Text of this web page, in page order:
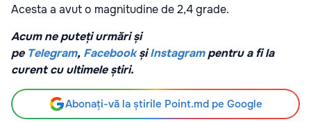
Acesta a avut o magnitudine de 2,4 grade.
Acum ne puteți urmări și
pe Telegram, Facebook șiInstagrampentru a fi la
curent cu ultimele știri.
Abonați-vă la știrile Point.md pe Google